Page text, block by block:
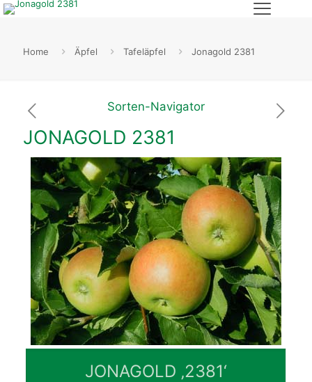
Home Äpfel Tafeläpfel Jonagold 2381
Sorten-Navigator
JONAGOLD 2381
JONAGOLD ‚2381‘